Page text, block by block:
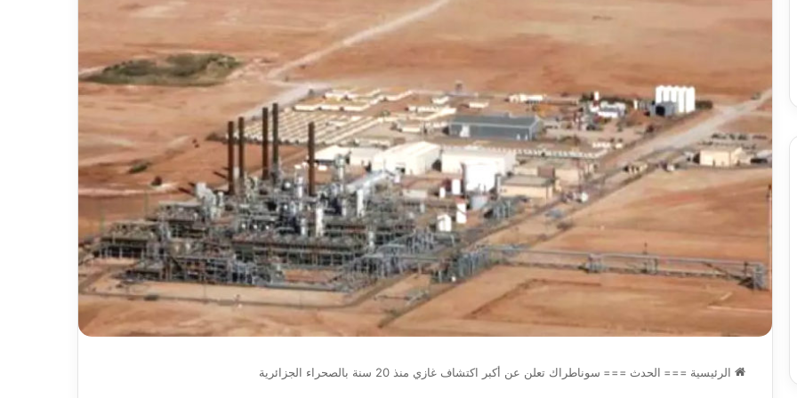
الرئيسية === الحدث === سوناطراك تعلن عن أكبر اكتشاف غازي منذ 20 سنة بالصحراء الجزائرية
2026-08-07
على الادماج المبكّر للمتمدرسين
تحت
خدمة
المواطن
والي سيدي بلعباس يؤكد جاهزية
القطاعات وبرامج السكن ،المياه
والمشاريع الكبرى تحت خدمة المواطن
عمر
عاما
2026-08-07
بطل إفريقيا مع “الخضر” مهدي
طاهرات يعلن اعتزاله عن عمر 36 عاما